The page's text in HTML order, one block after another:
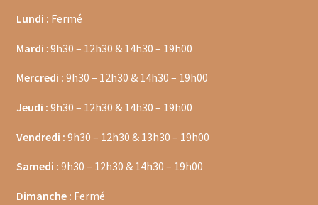
Boissons sans alcools
Gimber
Sirops
Lundi : Fermé
Mardi : 9h30 – 12h30 & 14h30 – 19h00
Mercredi : 9h30 – 12h30 & 14h30 – 19h00
Jeudi : 9h30 – 12h30 & 14h30 – 19h00
Vendredi : 9h30 – 12h30 & 13h30 – 19h00
Samedi : 9h30 – 12h30 & 14h30 – 19h00
Dimanche : Fermé